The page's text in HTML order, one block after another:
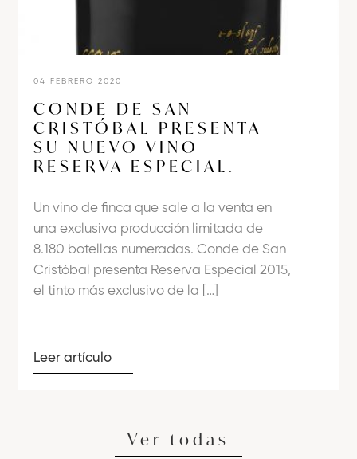
04 FEBRERO 2020
CONDE DE SAN
CRISTÓBAL PRESENTA
SU NUEVO VINO
RESERVA ESPECIAL.
Un vino de finca que sale a la venta en
una exclusiva producción limitada de
8.180 botellas numeradas. Conde de San
Cristóbal presenta Reserva Especial 2015,
el tinto más exclusivo de la […]
Leer artículo
Ver todas